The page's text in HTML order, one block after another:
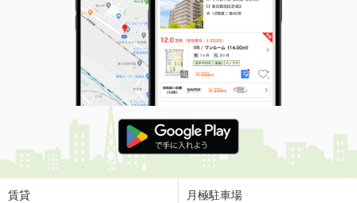
価 格
8.60万円
住 所
沖縄県島尻郡八重瀬町字東風平
専有面積 58.05m²
間取り
3LDK
沖縄県豊見城市字豊見城
価 格
4.20万円
住 所
沖縄県豊見城市字豊見城
専有面積
賃貸 月極駐車場